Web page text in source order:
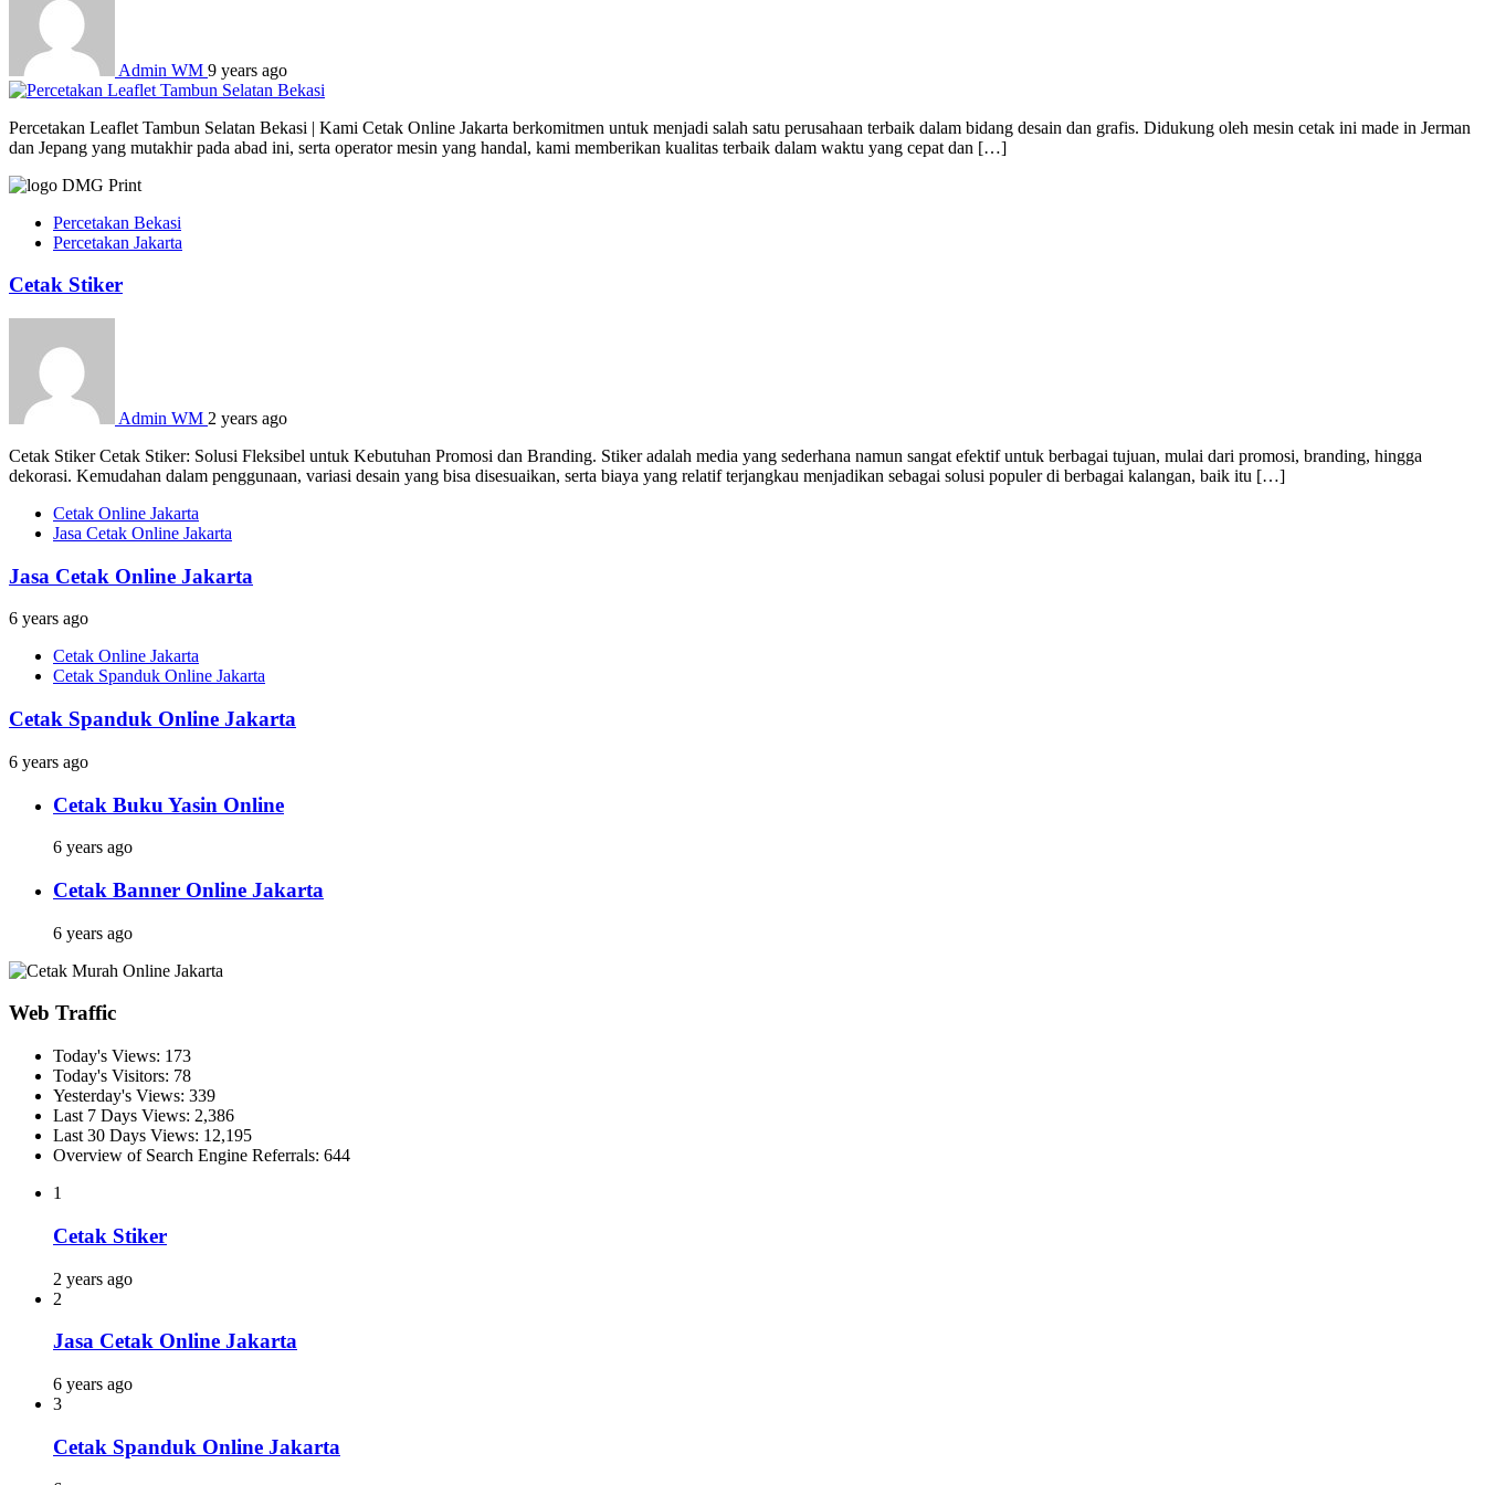
Admin WM 9 years ago
Percetakan Leaflet Tambun Selatan Bekasi | Kami Cetak Online Jakarta berkomitmen untuk menjadi salah satu perusahaan terbaik dalam bidang desain dan grafis. Didukung oleh mesin cetak ini made in Jerman
dan Jepang yang mutakhir pada abad ini, serta operator mesin yang handal, kami memberikan kualitas terbaik dalam waktu yang cepat dan […]
Percetakan Bekasi
Percetakan Jakarta
Cetak Stiker
Admin WM 2 years ago
Cetak Stiker Cetak Stiker: Solusi Fleksibel untuk Kebutuhan Promosi dan Branding. Stiker adalah media yang sederhana namun sangat efektif untuk berbagai tujuan, mulai dari promosi, branding, hingga
dekorasi. Kemudahan dalam penggunaan, variasi desain yang bisa disesuaikan, serta biaya yang relatif terjangkau menjadikan sebagai solusi populer di berbagai kalangan, baik itu […]
Cetak Online Jakarta
Jasa Cetak Online Jakarta
Jasa Cetak Online Jakarta
6 years ago
Cetak Online Jakarta
Cetak Spanduk Online Jakarta
Cetak Spanduk Online Jakarta
6 years ago
Cetak Buku Yasin Online
6 years ago
Cetak Banner Online Jakarta
6 years ago
Web Traffic
Today's Views: 173
Today's Visitors: 78
Yesterday's Views: 339
Last 7 Days Views: 2,386
Last 30 Days Views: 12,195
Overview of Search Engine Referrals: 644
1
Cetak Stiker
2 years ago
2
Jasa Cetak Online Jakarta
6 years ago
3
Cetak Spanduk Online Jakarta